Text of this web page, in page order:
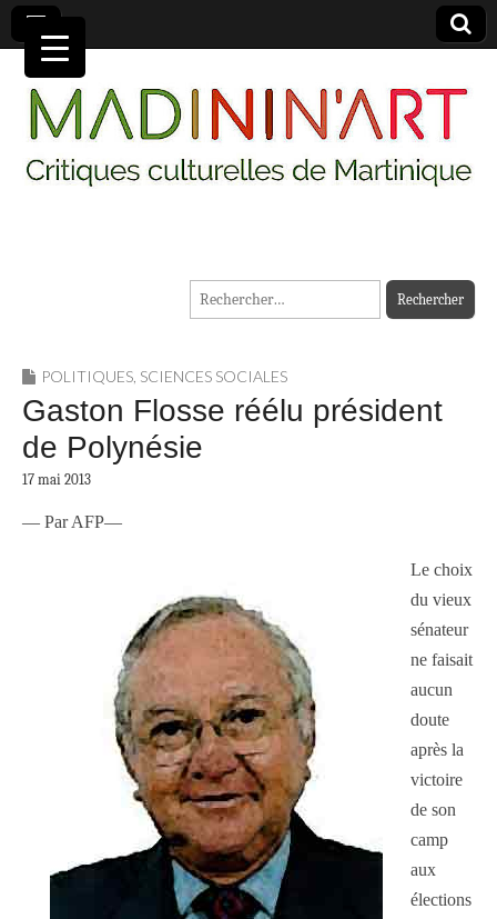
MADININ'ART
Rechercher :
POLITIQUES, SCIENCES SOCIALES
Gaston Flosse réélu président
de Polynésie
17 mai 2013
— Par AFP—
Le choix
du vieux
sénateur
ne faisait
aucun
doute
après la
victoire
de son
camp
aux
élections